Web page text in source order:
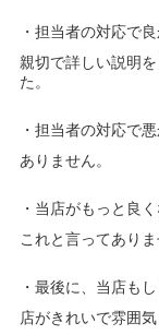
・担当者の対応で
親切で詳しい説明
た。
・担当者の対応で
ありません。
・当店がもっと良
これと言ってあり
・最後に、当店も
店がきれいで雰囲